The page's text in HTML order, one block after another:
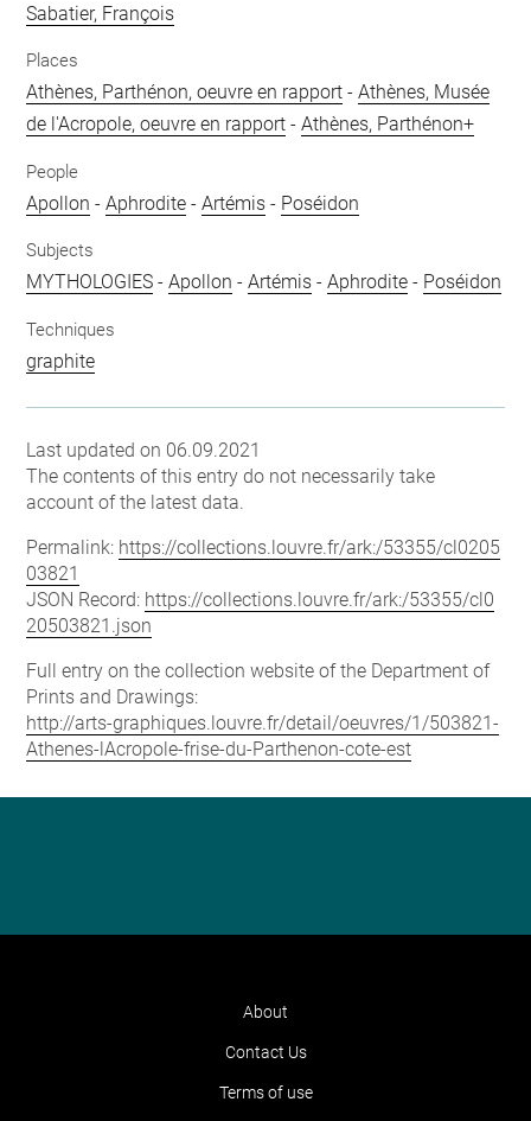
Sabatier, François
Places
Athènes, Parthénon, oeuvre en rapport -Athènes, Musée
de l'Acropole, oeuvre en rapport -Athènes, Parthénon+
People
Apollon -Aphrodite -Artémis - Poséidon
Subjects
MYTHOLOGIES -Apollon -Artémis -Aphrodite - Poséidon
Techniques
graphite
Last updated on 06.09.2021
The contents of this entry do not necessarily take
account of the latest data.
Permalink: https://collections.louvre.fr/ark:/53355/cl0205
03821
JSON Record: https://collections.louvre.fr/ark:/53355/cl0
20503821.json
Full entry on the collection website of the Department of
Prints and Drawings:
http://arts-graphiques.louvre.fr/detail/oeuvres/1/503821-
Athenes-lAcropole-frise-du-Parthenon-cote-est
About
Contact Us
Terms of use